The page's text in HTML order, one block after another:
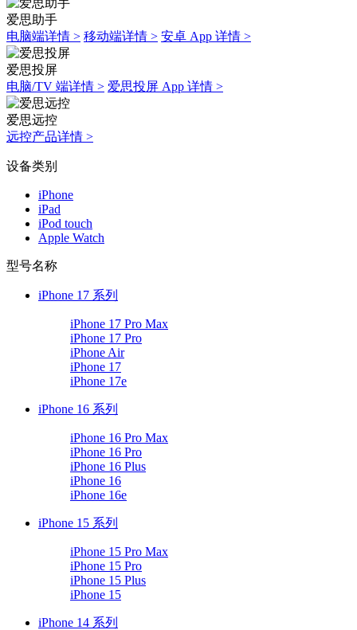
爱思助手
电脑端详情 > 移动端详情 > 安卓 App 详情 >
爱思投屏
电脑/TV 端详情 > 爱思投屏 App 详情 >
爱思远控
远控产品详情 >
设备类别
iPhone
iPad
iPod touch
Apple Watch
型号名称
iPhone 17 系列
iPhone 17 Pro Max
iPhone 17 Pro
iPhone Air
iPhone 17
iPhone 17e
iPhone 16 系列
iPhone 16 Pro Max
iPhone 16 Pro
iPhone 16 Plus
iPhone 16
iPhone 16e
iPhone 15 系列
iPhone 15 Pro Max
iPhone 15 Pro
iPhone 15 Plus
iPhone 15
iPhone 14 系列